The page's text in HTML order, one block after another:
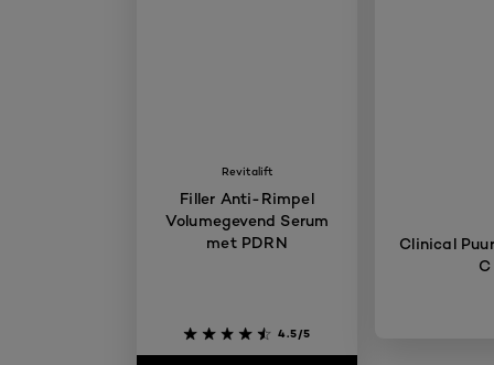
Revitalift
Filler Anti-Rimpel
Volumegevend Serum
met PDRN
4.5/5
Clinical
C